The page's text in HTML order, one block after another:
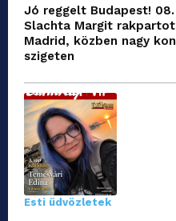
Jó reggelt Budapest!
Slachta Margit
Madrid, közben nagy
szigeten
Esti üdvözletek